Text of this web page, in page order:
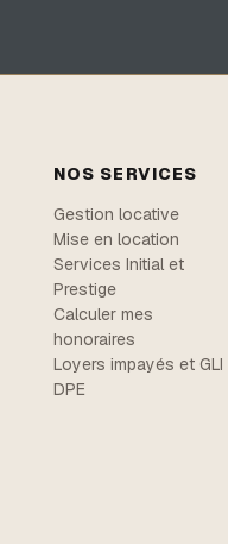
NOS SERVICES
Gestion locative
Mise en location
Services Initial et
Prestige
Calculer mes
honoraires
Loyers impayés et GLI
DPE